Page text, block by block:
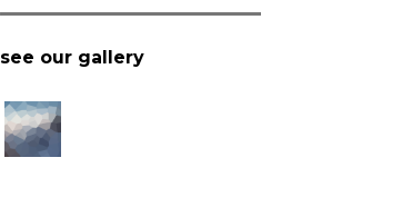
see our gallery